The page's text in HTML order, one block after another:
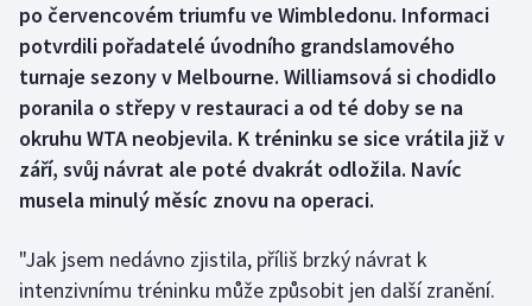
Florbal
Futsal
Golf
Gymnastika
Házená
po červencovém triumfu ve Wimbledonu. Informaci
potvrdili pořadatelé úvodního grandslamového
turnaje sezony v Melbourne. Williamsová si chodidlo
poranila o střepy v restauraci a od té doby se na
okruhu WTA neobjevila. K tréninku se sice vrátila již v
září, svůj návrat ale poté dvakrát odložila. Navíc
musela minulý měsíc znovu na operaci.
"Jak jsem nedávno zjistila, příliš brzký návrat k
intenzivnímu tréninku může způsobit jen další zranění.